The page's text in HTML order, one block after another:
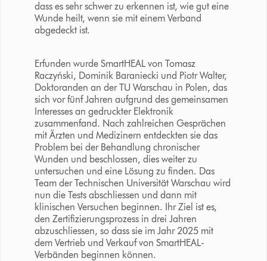
dass es sehr schwer zu erkennen ist, wie gut eine
Wunde heilt, wenn sie mit einem Verband
abgedeckt ist.
Erfunden wurde SmartHEAL von Tomasz
Raczyński, Dominik Baraniecki und Piotr Walter,
Doktoranden an der TU Warschau in Polen, das
sich vor fünf Jahren aufgrund des gemeinsamen
Interesses an gedruckter Elektronik
zusammenfand. Nach zahlreichen Gesprächen
mit Ärzten und Medizinern entdeckten sie das
Problem bei der Behandlung chronischer
Wunden und beschlossen, dies weiter zu
untersuchen und eine Lösung zu finden. Das
Team der Technischen Universität Warschau wird
nun die Tests abschliessen und dann mit
klinischen Versuchen beginnen. Ihr Ziel ist es,
den Zertifizierungsprozess in drei Jahren
abzuschliessen, so dass sie im Jahr 2025 mit
dem Vertrieb und Verkauf von SmartHEAL-
Verbänden beginnen können.